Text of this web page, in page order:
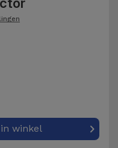
winkel